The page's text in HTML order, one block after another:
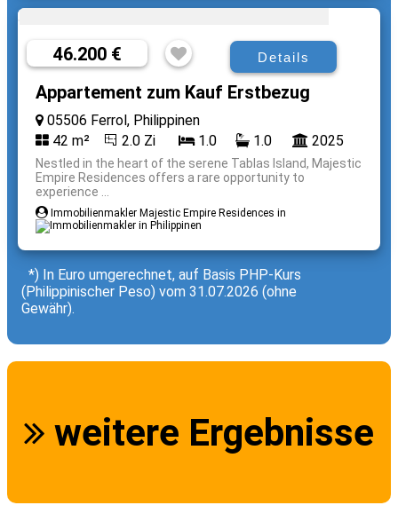
46.200 € Details
Appartement zum Kauf Erstbezug
05506 Ferrol, Philippinen
42 m²
2.0 Zi 1.0 1.0 2025
Nestled in the heart of the serene Tablas Island, Majestic
Empire Residences offers a rare opportunity to
experience ...
Immobilienmakler Majestic Empire Residences in
*) In Euro umgerechnet, auf Basis PHP-Kurs
(Philippinischer Peso) vom 31.07.2026 (ohne
Gewähr).
weitere Ergebnisse